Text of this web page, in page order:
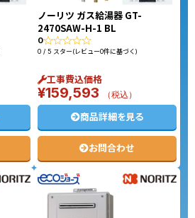
ノーリツ ガス給湯器 GT-
2470SAW-H-1 BL
0
0 / 5 スター(レビュー0件に基づく)
工事費込価格
¥159,593 （税込）
商品詳細を見る
お問合わせ